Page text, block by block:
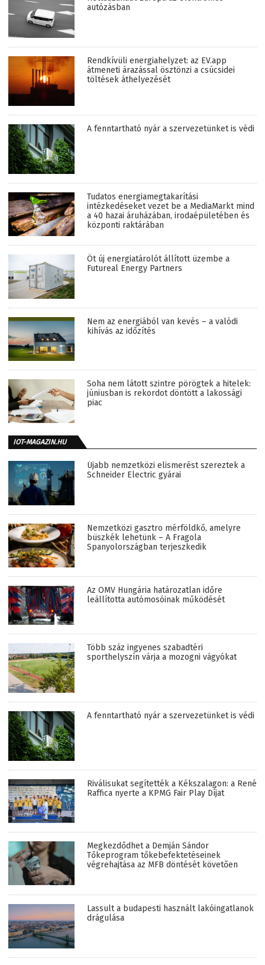
autózásban
Rendkívüli energiahelyzet: az EV.app
átmeneti árazással ösztönzi a csúcsidei
töltések áthelyezését
A fenntartható nyár a szervezetünket is védi
Tudatos energiamegtakarítási
intézkedéseket vezet be a MediaMarkt mind
a 40 hazai áruházában, irodaépületében és
központi raktárában
Öt új energiatárolót állított üzembe a
Futureal Energy Partners
Nem az energiából van kevés – a valódi
kihívás az időzítés
Soha nem látott szintre pörögtek a hitelek:
júniusban is rekordot döntött a lakossági
piac
IOT-MAGAZIN.HU
Újabb nemzetközi elismerést szereztek a
Schneider Electric gyárai
Nemzetközi gasztro mérföldkő, amelyre
büszkék lehetünk – A Fragola
Spanyolországban terjeszkedik
Az OMV Hungária határozatlan időre
leállította autómosóinak működését
Több száz ingyenes szabadtéri
sporthelyszín várja a mozogni vágyókat
A fenntartható nyár a szervezetünket is védi
Riválisukat segítették a Kékszalagon: a René
Raffica nyerte a KPMG Fair Play Díjat
Megkezdődhet a Demján Sándor
Tőkeprogram tőkebefektetéseinek
végrehajtása az MFB döntését követően
Lassult a budapesti használt lakóingatlanok
drágulása